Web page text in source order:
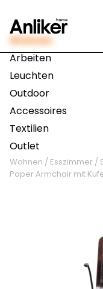
Wohnen
Arbeiten
Leuchten
Outdoor
Accessoires
Textilien
Outlet
Wohnen / Esszimmer /
Paper Armchair mit